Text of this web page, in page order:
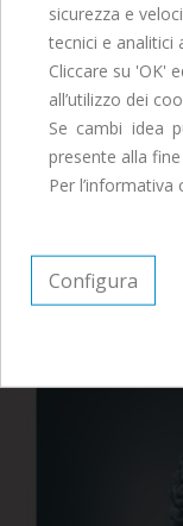
DAN
sicurezza e
tecnici e analitici
Cliccare su 'OK'
all’utilizzo dei
Se cambi idea
presente alla
Per l’informativa
Configura
Saremo
entro il 29